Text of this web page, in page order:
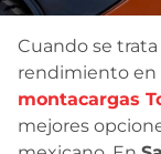
Cuando se
rendimiento en
montacargas
mejores